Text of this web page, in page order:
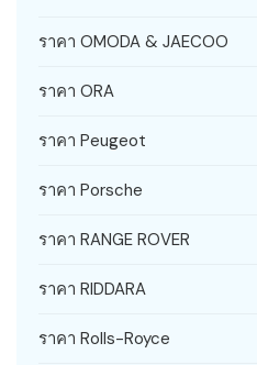
ราคา OMODA & JAECOO
ราคา ORA
ราคา Peugeot
ราคา Porsche
ราคา RANGE ROVER
ราคา RIDDARA
ราคา Rolls-Royce